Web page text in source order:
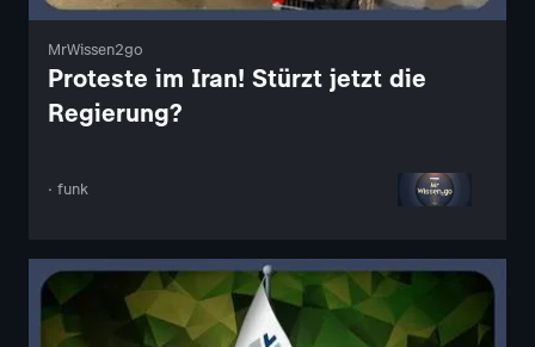
MrWissen2go
Proteste im Iran! Stürzt jetzt die
Regierung?
· funk